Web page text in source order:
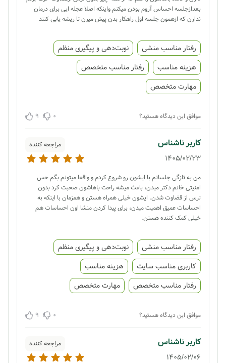
بعدازجلسه احساس آروم بودن میکنم واینکه اصلا عجله ایی برای درمان
ندارن که ازهمون جلسه اول راهکار بدن پیش میرن تا ریشه یابی کنند
رفتار مناسب منشی
نوبت‌دهی و پیگیری منظم
هزینه مناسب
رفتار مناسب متخصص
مهارت متخصص
موافق این دیدگاه هستید؟ 0
9
کاربر ناشناس مراجعه کننده
1405/02/23
من به تازگی جلساتم با ایشون رو شروع کردم و واقعا میتونم بگم حس
امنیتی خانم دکتر میدن، باعث میشه راحت باهاشون صحبت کرد بدون
ترس از قضاوت شدن. ایشون خیلی همراه هستن و همزمان با اینکه به
احساسات عمیق اهمیت میدن، برای پیدا کردن منشا اون احساسات هم
خیلی کمک کننده هستن.
رفتار مناسب منشی
نوبت‌دهی و پیگیری منظم
کاربری مناسب سایت
هزینه مناسب
رفتار مناسب متخصص
مهارت متخصص
موافق این دیدگاه هستید؟ 0
9
کاربر ناشناس مراجعه کننده
1405/02/06